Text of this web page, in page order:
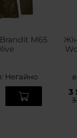
M65
Негайно
3